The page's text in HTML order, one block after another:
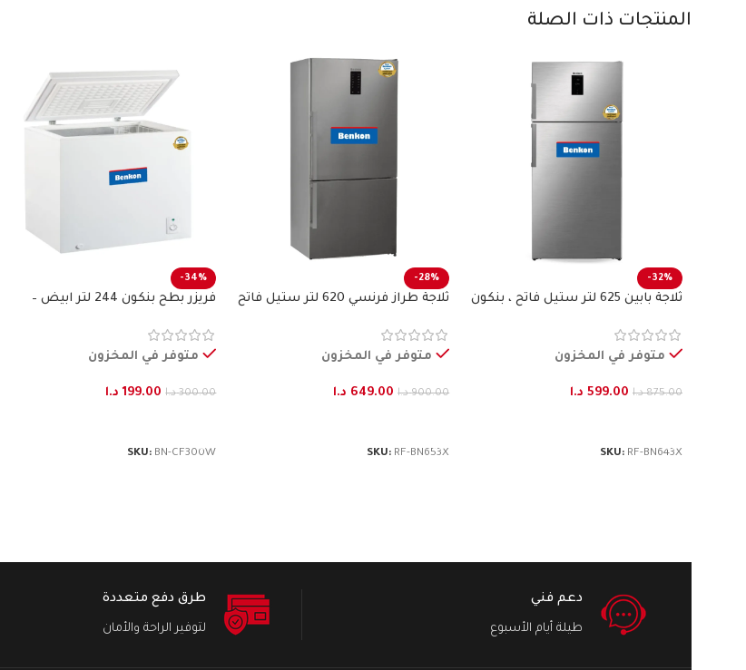
المنتجات ذات الصلة
-32%
ثلاجة بابين 625 لتر ستيل فاتح ، بنكون
متوفر في المخزون
875.00 د.ا 599.00 د.ا
SKU: RF-BN643X
-28%
ثلاجة طراز فرنسي 620 لتر ستيل فاتح
متوفر في المخزون
900.00 د.ا 649.00 د.ا
SKU: RF-BN653X
-34%
فريزر بطح بنكون 244 لتر ابيض –
متوفر في المخزون
300.00 د.ا 199.00 د.ا
SKU: BN-CF300W
دعم فني
طيلة أيام الأسبوع
طرق دفع متعددة
لتوفير الراحة والأمان